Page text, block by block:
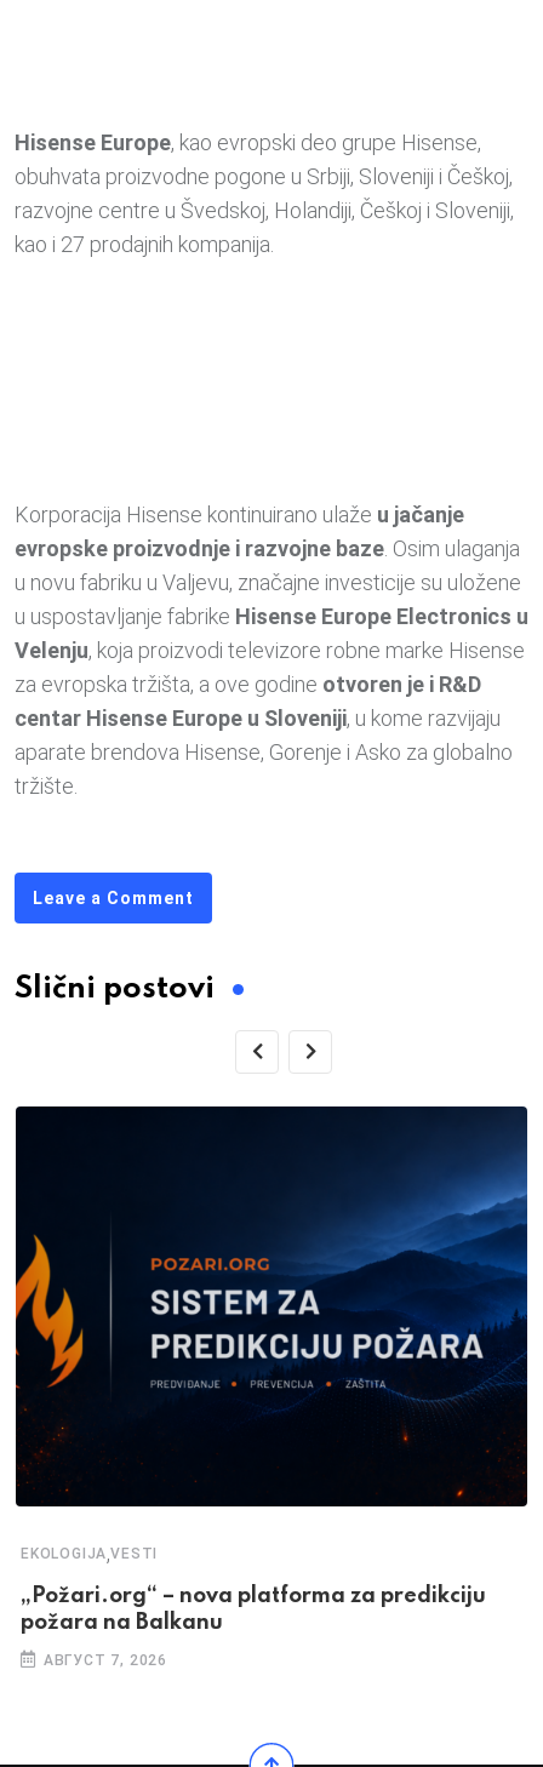
Hisense Europe, kao evropski deo grupe Hisense,
obuhvata proizvodne pogone u Srbiji, Sloveniji i Češkoj,
razvojne centre u Švedskoj, Holandiji, Češkoj i Sloveniji,
kao i 27 prodajnih kompanija.
Korporacija Hisense kontinuirano ulaže u jačanje
evropske proizvodnje i razvojne baze . Osim ulaganja
u novu fabriku u Valjevu, značajne investicije su uložene
u uspostavljanje fabrike Hisense Europe Electronics u
Velenju, koja proizvodi televizore robne marke Hisense
za evropska tržišta, a ove godine otvoren je i R&D
centar Hisense Europe u Sloveniji, u kome razvijaju
aparate brendova Hisense, Gorenje i Asko za globalno
tržište.
Leave a Comment
Slični postovi
EKOLOGIJA,VESTI
„Požari.org“ – nova platforma za predikciju
požara na Balkanu
АВГУСТ 7, 2026